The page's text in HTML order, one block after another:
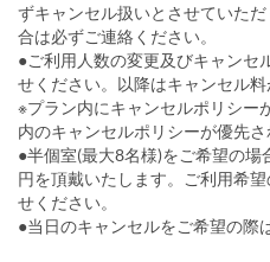
ずキャンセル扱いとさせていた
合は必ずご連絡ください。
●ご利用人数の変更及びキャンセ
せください。以降はキャンセル料
※プラン内にキャンセルポリシー
内のキャンセルポリシーが優先さ
●半個室(最大8名様)をご希望の
円を頂戴いたします。ご利用希
せください。
●当日のキャンセルをご希望の際